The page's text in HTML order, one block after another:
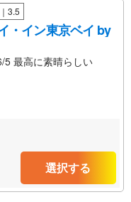
3.5
・イン東京ベイ by
5 最高に素晴らしい
選択する